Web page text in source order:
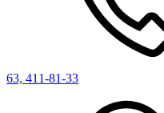
63, 411-81-33